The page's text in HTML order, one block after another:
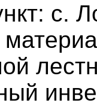
с.